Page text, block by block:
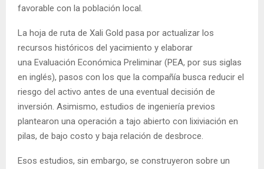
favorable con la población local.
La hoja de ruta de Xali Gold pasa por actualizar los
recursos históricos del yacimiento y elaborar
una Evaluación Económica Preliminar (PEA, por sus siglas
en inglés), pasos con los que la compañía busca reducir el
riesgo del activo antes de una eventual decisión de
inversión. Asimismo, estudios de ingeniería previos
plantearon una operación a tajo abierto con lixiviación en
pilas, de bajo costo y baja relación de desbroce.
Esos estudios, sin embargo, se construyeron sobre un